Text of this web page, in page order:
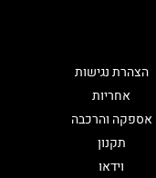
הצהרת נגישות
אחריות
אספקה והרכבה
תקנון
וידאו